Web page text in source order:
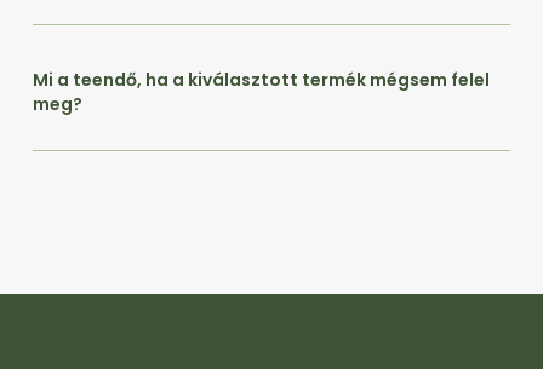
Mi a teendő, ha a kiválasztott termék mégsem felel
meg?